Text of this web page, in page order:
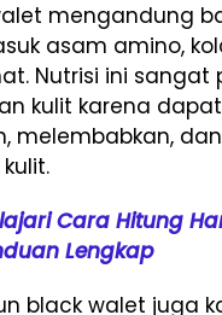
mengandung
asam amino,
Nutrisi ini sangat
kulit karena dapat
melembabkan, dan
Cara Hitung
Lengkap
black walet juga